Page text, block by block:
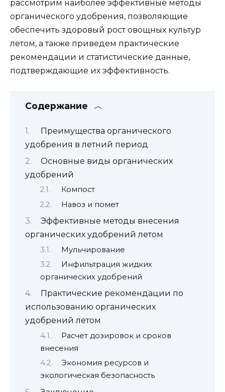
рассмотрим наиболее эффективные методы
органического удобрения, позволяющие
обеспечить здоровый рост овощных культур
летом, а также приведем практические
рекомендации и статистические данные,
подтверждающие их эффективность.
Содержание
Преимущества органического
удобрения в летний период
Основные виды органических
удобрений
Компост
Навоз и помет
Эффективные методы внесения
органических удобрений летом
Мульчирование
Инфильтрация жидких
органических удобрений
Практические рекомендации по
использованию органических
удобрений летом
Расчет дозировок и сроков
внесения
Экономия ресурсов и
экологическая безопасность